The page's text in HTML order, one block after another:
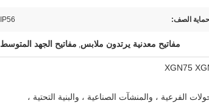
الصف: IP56
مفاتيح معدنية يرتدون ملابس, مفاتيح الجهد المتوسط
الفرعية ، والمنشآت الصناعية ، والبنية التحتية ،